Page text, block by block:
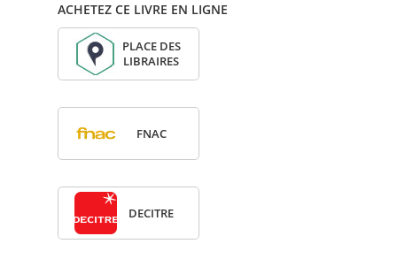
ACHETEZ CE LIVRE EN LIGNE
PLACE DES
LIBRAIRES
FNAC
DECITRE